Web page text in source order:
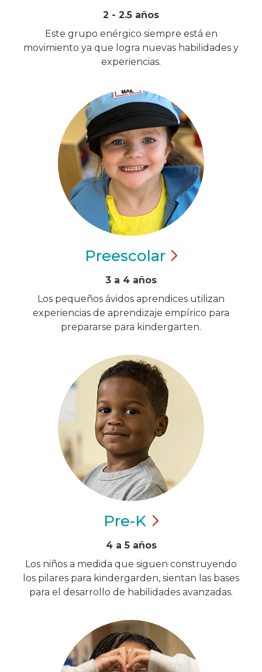
2 - 2.5 años
Este grupo enérgico siempre está en
movimiento ya que logra nuevas habilidades y
experiencias.
Preescolar
3 a 4 años
Los pequeños ávidos aprendices utilizan
experiencias de aprendizaje empírico para
prepararse para kindergarten.
Pre-K
4 a 5 años
Los niños a medida que siguen construyendo
los pilares para kindergarden, sientan las bases
para el desarrollo de habilidades avanzadas.